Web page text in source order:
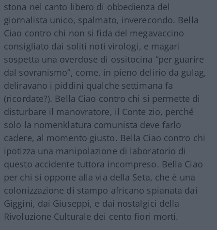
stona nel canto libero di obbedienza del
giornalista unico, spalmato, inverecondo. Bella
Ciao contro chi non si fida del megavaccino
consigliato dai soliti noti virologi, e magari
sospetta una overdose di ossitocina “per guarire
dal sovranismo”, come, in pieno delirio da gulag,
deliravano i piddini qualche settimana fa
(ricordate?). Bella Ciao contro chi si permette di
disturbare il manovratore, il Conte zio, perché
solo la nomenklatura comunista deve farlo
cadere, al momento giusto. Bella Ciao contro chi
ipotizza una manipolazione di laboratorio di
questo accidente tuttora incompreso. Bella Ciao
per chi si oppone alla via della Seta, che è una
colonizzazione di stampo africano spianata dai
Giggini, dai Giuseppi, e dai nostalgici della
Rivoluzione Culturale dei cento fiori morti.